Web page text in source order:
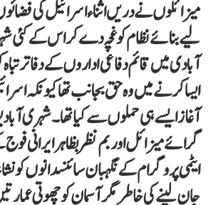
میزائلوں نے دریں اثناء اسرائیل کی
لیے بنائے نظام کو غچہ دے کر اس کے کئی
آبادی میں قائم دفاعی اداروں کے دفاتر
ایسا کرنے میں وہ حق بجانب تھا کیونکہ
آغاز ایسے ہی حملوں سے کیا تھا۔ شہری
گرائے میزائل اور بم نظر بظاہر ایرانی
ایٹمی پروگرام کے نگہبان سائنسدانوں کو
جان لینے کی خاطر مگر آسمان کو چھوتی